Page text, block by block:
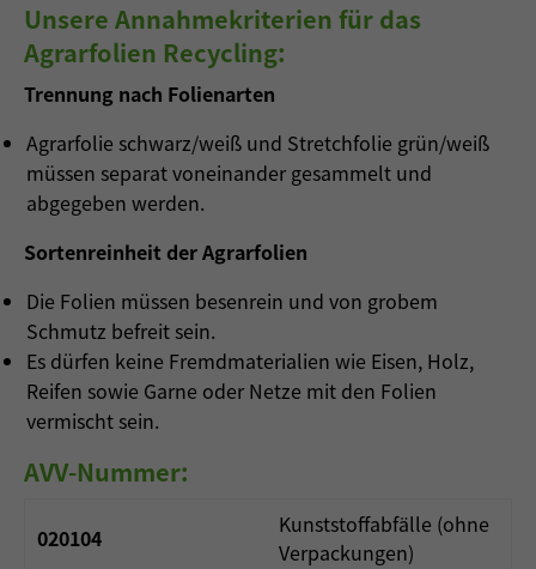
Unsere Annahmekriterien für das
Agrarfolien Recycling:
Trennung nach Folienarten
Agrarfolie schwarz/weiß und Stretchfolie grün/weiß
müssen separat voneinander gesammelt und
abgegeben werden.
Sortenreinheit der Agrarfolien
Die Folien müssen besenrein und von grobem
Schmutz befreit sein.
Es dürfen keine Fremdmaterialien wie Eisen, Holz,
Reifen sowie Garne oder Netze mit den Folien
vermischt sein.
AVV-Nummer:
020104
Kunststoffabfälle (ohne
Verpackungen)